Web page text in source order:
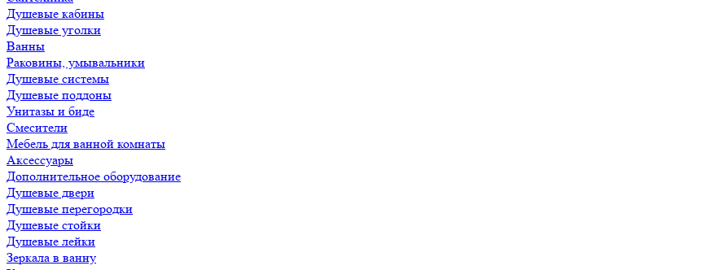
Душевые кабины
Душевые уголки
Ванны
Раковины, умывальники
Душевые системы
Душевые поддоны
Унитазы и биде
Смесители
Мебель для ванной комнаты
Аксессуары
Дополнительное оборудование
Душевые двери
Душевые перегородки
Душевые стойки
Душевые лейки
Зеркала в ванну